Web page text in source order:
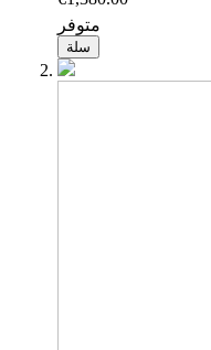
متوفر
سلة